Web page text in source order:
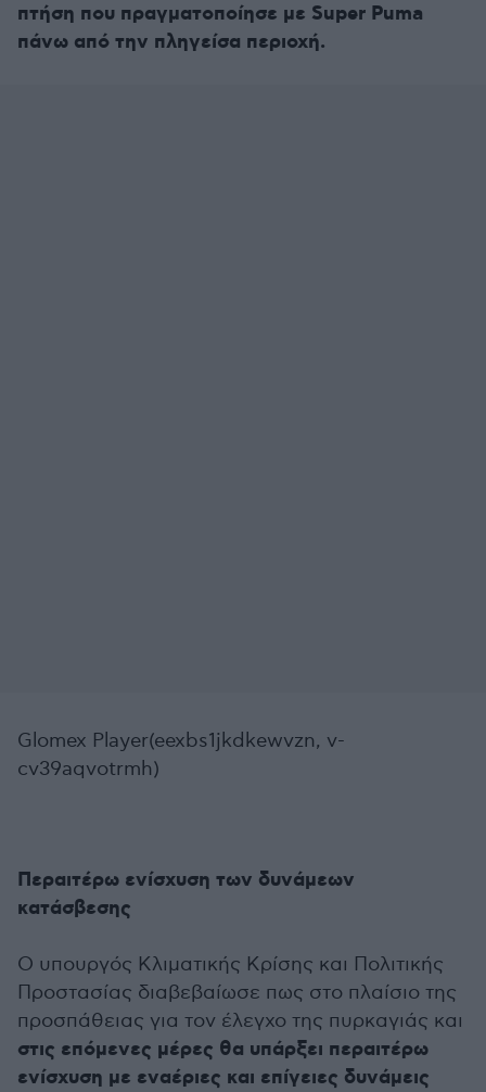
πτήση που πραγματοποίησε με Super Puma
πάνω από την πληγείσα περιοχή.
Glomex Player(eexbs1jkdkewvzn, v-
cv39aqvotrmh)
Περαιτέρω ενίσχυση των δυνάμεων
κατάσβεσης
Ο υπουργός Κλιματικής Κρίσης και Πολιτικής
Προστασίας διαβεβαίωσε πως στο πλαίσιο της
προσπάθειας για τον έλεγχο της πυρκαγιάς και
στις επόμενες μέρες θα υπάρξει περαιτέρω
ενίσχυση με εναέριες και επίγειες δυνάμεις